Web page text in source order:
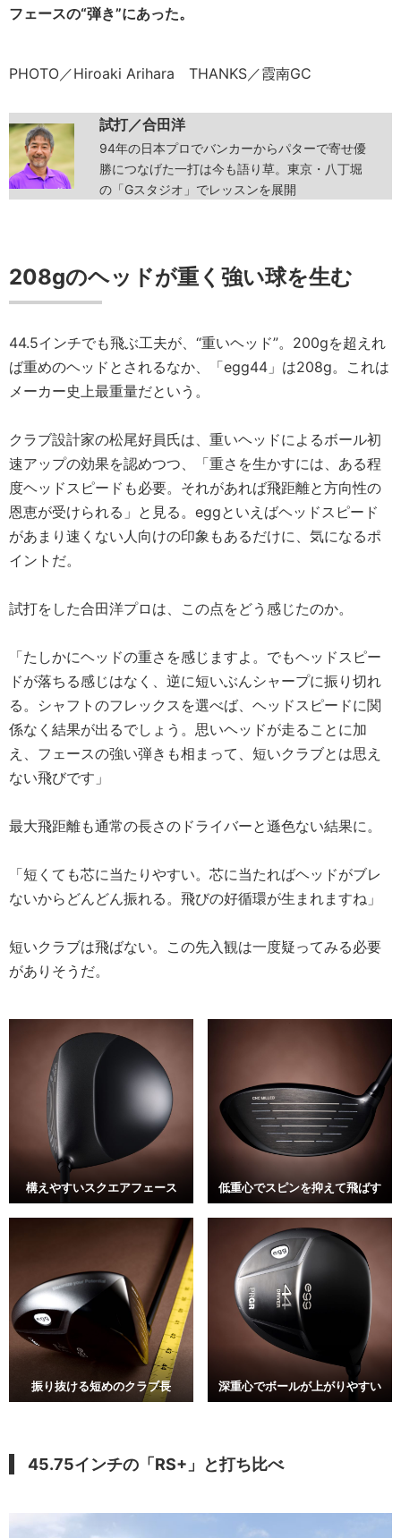
フェースの“弾き”にあった。
PHOTO／Hiroaki Arihara THANKS／霞南GC
試打／合田洋
94年の日本プロでバンカーからパターで寄せ優
勝につなげた一打は今も語り草。東京・八丁堀
の「Gスタジオ」でレッスンを展開
208gのヘッドが重く強い球を生む
44.5インチでも飛ぶ工夫が、“重いヘッド”。200gを超えれ
ば重めのヘッドとされるなか、「egg44」は208g。これは
メーカー史上最重量だという。
クラブ設計家の松尾好員氏は、重いヘッドによるボール初
速アップの効果を認めつつ、「重さを生かすには、ある程
度ヘッドスピードも必要。それがあれば飛距離と方向性の
恩恵が受けられる」と見る。eggといえばヘッドスピード
があまり速くない人向けの印象もあるだけに、気になるポ
イントだ。
試打をした合田洋プロは、この点をどう感じたのか。
「たしかにヘッドの重さを感じますよ。でもヘッドスピー
ドが落ちる感じはなく、逆に短いぶんシャープに振り切れ
る。シャフトのフレックスを選べば、ヘッドスピードに関
係なく結果が出るでしょう。思いヘッドが走ることに加
え、フェースの強い弾きも相まって、短いクラブとは思え
ない飛びです」
最大飛距離も通常の長さのドライバーと遜色ない結果に。
「短くても芯に当たりやすい。芯に当たればヘッドがブレ
ないからどんどん振れる。飛びの好循環が生まれますね」
短いクラブは飛ばない。この先入観は一度疑ってみる必要
がありそうだ。
構えやすいスクエアフェース 低重心でスピンを抑えて飛ばす
振り抜ける短めのクラブ長 深重心でボールが上がりやすい
45.75インチの「RS+」と打ち比べ